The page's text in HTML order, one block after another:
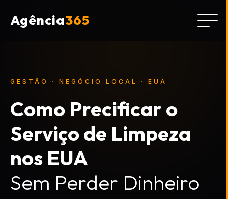
Agência365
GESTÃO · NEGÓCIO LOCAL · EUA
Como Precificar o
Serviço de Limpeza
nos EUA
Sem Perder Dinheiro